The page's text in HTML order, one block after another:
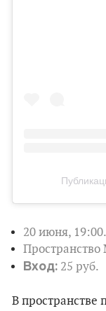
20 июня, 19:00.
Пространство
Вход: 25 руб.
В пространстве